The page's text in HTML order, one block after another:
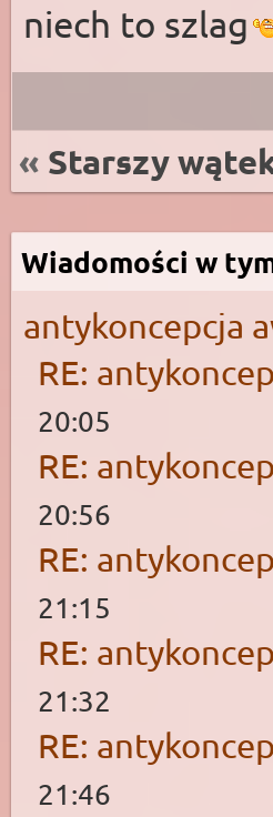
niech to szlag
« Starszy
Wiadomości w
antykoncepcja
RE:
20:05
RE:
20:56
RE:
21:15
RE:
21:32
RE:
21:46